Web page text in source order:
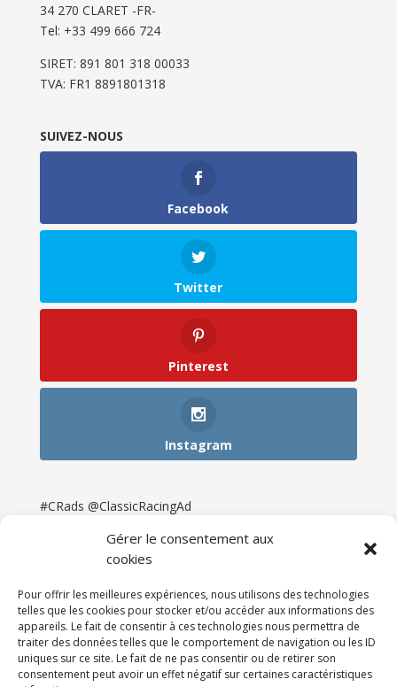
Gérer le consentement aux
cookies
Pour offrir les meilleures expériences, nous utilisons des technologies
telles que les cookies pour stocker et/ou accéder aux informations des
appareils. Le fait de consentir à ces technologies nous permettra de
traiter des données telles que le comportement de navigation ou les ID
uniques sur ce site. Le fait de ne pas consentir ou de retirer son
consentement peut avoir un effet négatif sur certaines caractéristiques
34 270 CLARET -FR-
Tel: ‭+33 499 666 724‬
SIRET: 891 801 318 00033
TVA: FR1 8891801318
SUIVEZ-NOUS
Facebook
Twitter
Pinterest
Instagram
#CRads @ClassicRacingAd